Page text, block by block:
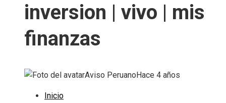
inversion | vivo | mis
finanzas
Aviso Peruano Hace 4 años
Inicio